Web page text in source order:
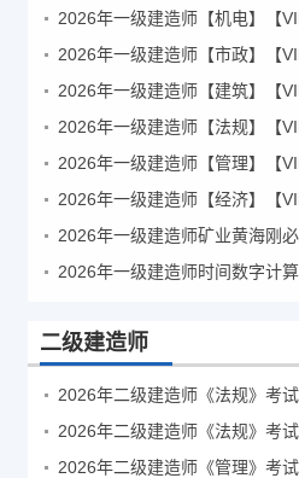
2026年一级建造师【机电】【
2026年一级建造师【市政】【
2026年一级建造师【建筑】【
2026年一级建造师【法规】【
2026年一级建造师【管理】【
2026年一级建造师【经济】【
2026年一级建造师时间数字计
二级建造师